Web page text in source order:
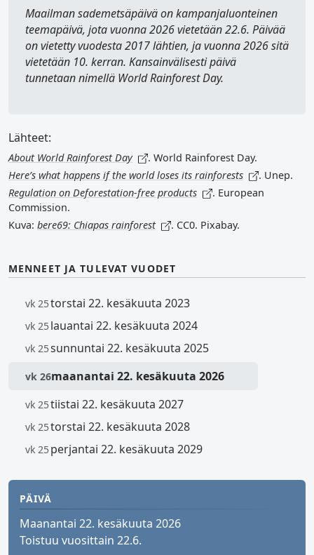
Maailman sademetsäpäiväon kampanjaluonteinen
teemapäivä, jota vuonna 2026 vietetään 22.6. Päivää
on vietetty vuodesta 2017 lähtien, ja vuonna 2026 sitä
vietetään 10. kerran. Kansainvälisesti päivä
tunnetaan nimellä World Rainforest Day.
Lähteet:
About World Rainforest Day
. World Rainforest Day.
Here’s what happens if the world loses its rainforests
. Unep.
Regulation on Deforestation-free products
. European
Commission.
Kuva: bere69: Chiapas rainforest . CC0. Pixabay.
MENNEET JA TULEVAT VUODET
vk 25torstai 22. kesäkuuta 2023
vk 25lauantai 22. kesäkuuta 2024
vk 25sunnuntai 22. kesäkuuta 2025
vk 26maanantai 22. kesäkuuta 2026
vk 25tiistai 22. kesäkuuta 2027
vk 25torstai 22. kesäkuuta 2028
vk 25perjantai 22. kesäkuuta 2029
PÄIVÄ
Maanantai 22. kesäkuuta 2026
Toistuu vuosittain 22.6.